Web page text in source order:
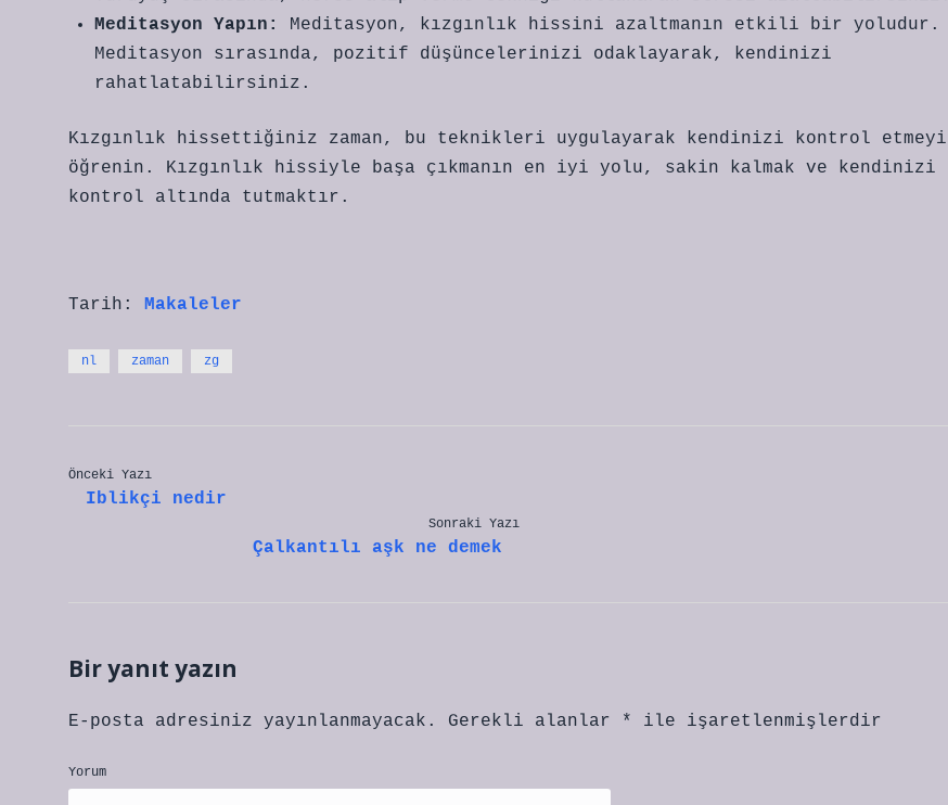
Meditasyon Yapın:
Meditasyon, kızgınlık hissini azaltmanın etkili bir yoludur.
Meditasyon sırasında, pozitif düşüncelerinizi odaklayarak, kendinizi
rahatlatabilirsiniz.
Kızgınlık hissettiğiniz zaman, bu teknikleri uygulayarak kendinizi kontrol etmeyi
öğrenin. Kızgınlık hissiyle başa çıkmanın en iyi yolu, sakin kalmak ve kendinizi
kontrol altında tutmaktır.
Tarih: Makaleler
nl zaman zg
Önceki Yazı
Iblikçi nedir
Sonraki Yazı
Çalkantılı aşk ne demek
Bir yanıt yazın
E-posta adresiniz yayınlanmayacak. Gerekli alanlar * ile işaretlenmişlerdir
Yorum